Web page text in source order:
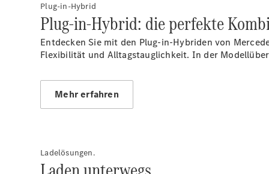
Plug-in-Hybrid
Plug-in-Hybrid: die perfekte
Entdecken Sie mit den Plug-in-Hybriden von
Flexibilität und Alltagstauglichkeit. In der
Mehr erfahren
Ladelösungen.